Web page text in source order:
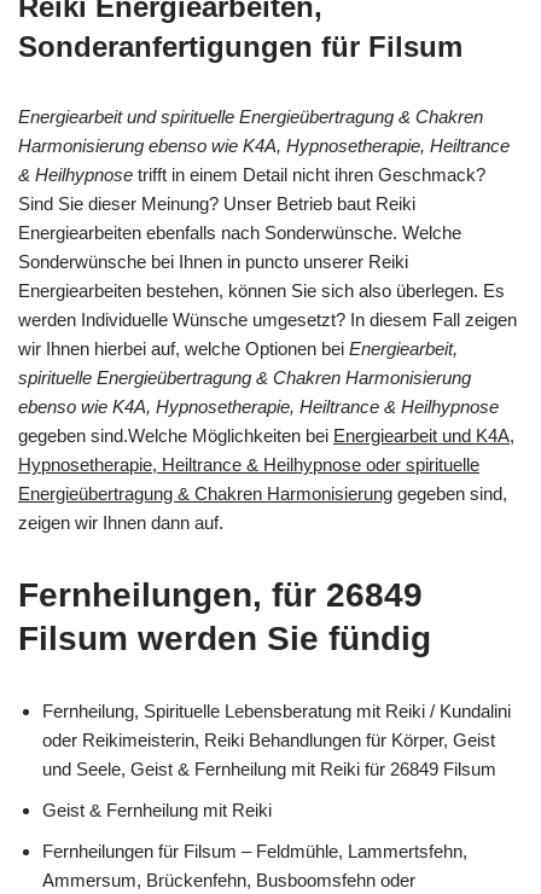
Reiki Energiearbeiten,
Sonderanfertigungen für Filsum
Energiearbeit und spirituelle Energieübertragung & Chakren
Harmonisierung ebenso wie K4A, Hypnosetherapie, Heiltrance
& Heilhypnose trifft in einem Detail nicht ihren Geschmack?
Sind Sie dieser Meinung? Unser Betrieb baut Reiki
Energiearbeiten ebenfalls nach Sonderwünsche. Welche
Sonderwünsche bei Ihnen in puncto unserer Reiki
Energiearbeiten bestehen, können Sie sich also überlegen. Es
werden Individuelle Wünsche umgesetzt? In diesem Fall zeigen
wir Ihnen hierbei auf, welche Optionen bei Energiearbeit,
spirituelle Energieübertragung & Chakren Harmonisierung
ebenso wie K4A, Hypnosetherapie, Heiltrance & Heilhypnose
gegeben sind.Welche Möglichkeiten bei Energiearbeit und K4A,
Hypnosetherapie, Heiltrance & Heilhypnose oder spirituelle
Energieübertragung & Chakren Harmonisierung gegeben sind,
zeigen wir Ihnen dann auf.
Fernheilungen, für 26849
Filsum werden Sie fündig
Fernheilung, Spirituelle Lebensberatung mit Reiki / Kundalini
oder Reikimeisterin, Reiki Behandlungen für Körper, Geist
und Seele, Geist & Fernheilung mit Reiki für 26849 Filsum
Geist & Fernheilung mit Reiki
Fernheilungen für Filsum – Feldmühle, Lammertsfehn,
Ammersum, Brückenfehn, Busboomsfehn oder